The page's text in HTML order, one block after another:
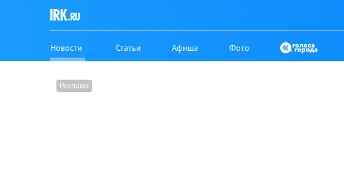
Новости Статьи Афиша Фото